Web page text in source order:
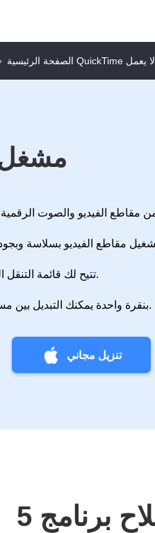
الصفحة الرئيسية مشغل QuickTime لا يعمل
مشغل
تتيح لك قائمة التنقل التحكم في التشغيل بسهولة.
بنقرة واحدة يمكنك التبديل بين مسار الترجمة ومسار الصوت.
تنزيل مجاني
5 نصائح لإصلاح برنامج QuickTime Player لا